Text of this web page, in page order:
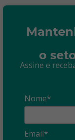
o
Assine e
Nome*
Email*